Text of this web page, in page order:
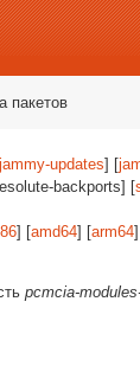
пакетов
jammy-updates] [
backports] [
] [amd64] [arm64
pcmcia-